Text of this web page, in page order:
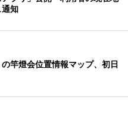
通知
の竿燈会位置情報マップ、初日